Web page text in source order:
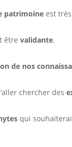
patrimoine est très
êtrevalidante.
de nos
chercher des
qui